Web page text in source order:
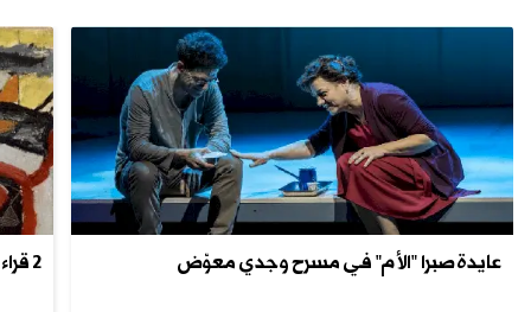
عايدة صبرا "الأم" في مسرح وجدي معوّض 2 قراءة في أنابيش الذاكرة الفنية